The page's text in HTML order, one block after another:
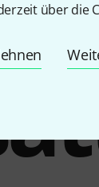
über die